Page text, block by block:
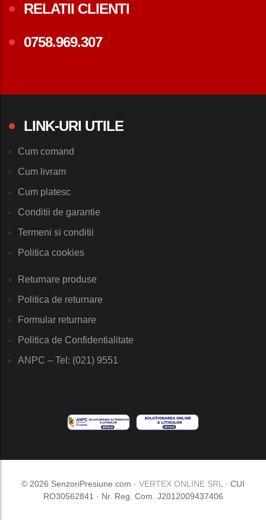
RELATII CLIENTI
0758.969.307
LINK-URI UTILE
Cum comand
Cum livram
Cum platesc
Conditii de garantie
Termeni si conditii
Politica cookies
Returnare produse
Politica de returnare
Formular returnare
Politica de Confidentialitate
ANPC – Tel: (021) 9551
© 2026 SenzoriPresiune.com · VERTEX ONLINE SRL· CUI
RO30562841 · Nr. Reg. Com. J2012009437406